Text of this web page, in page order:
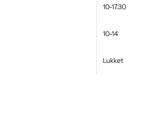
10-17.30
10-14
Lukket